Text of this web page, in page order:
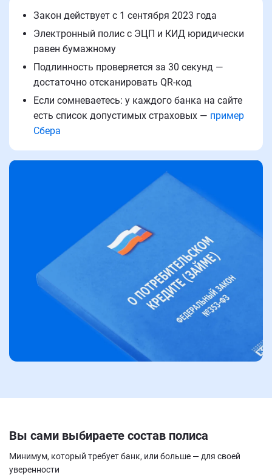
Закон действует с 1 сентября 2023 года
Электронный полис с ЭЦП и КИД юридически
равен бумажному
Подлинность проверяется за 30 секунд —
достаточно отсканировать QR-код
Если сомневаетесь: у каждого банка на сайте
есть список допустимых страховых — пример
Сбера
Вы сами выбираете состав полиса
Минимум, который требует банк, или больше — для своей
уверенности